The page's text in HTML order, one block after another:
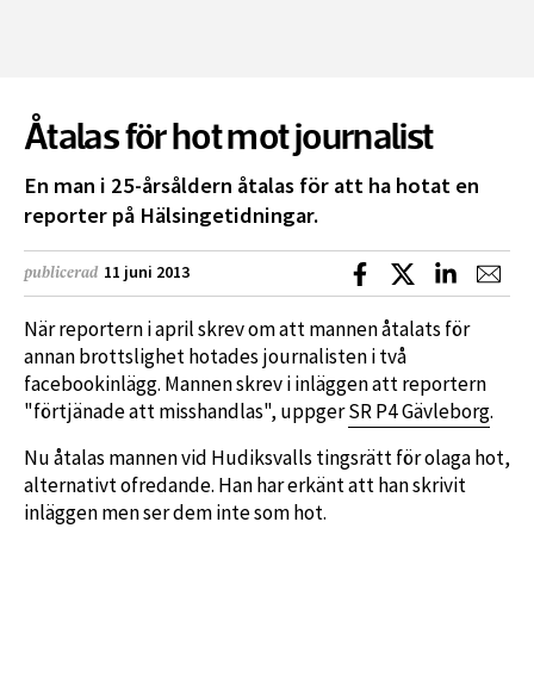
Åtalas för hot mot journalist
En man i 25-årsåldern åtalas för att ha hotat en
reporter på Hälsingetidningar.
publicerad 11 juni 2013 Dela på Facebook
Dela på XDela på
När reportern i april skrev om att mannen åtalats för
annan brottslighet hotades journalisten i två
facebookinlägg. Mannen skrev i inläggen att reportern
"förtjänade att misshandlas", uppgerSR P4 Gävleborg.
Nu åtalas mannen vid Hudiksvalls tingsrätt för olaga hot,
alternativt ofredande. Han har erkänt att han skrivit
inläggen men ser dem inte som hot.